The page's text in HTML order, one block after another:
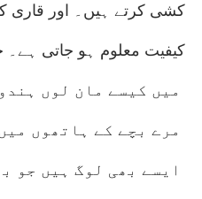
کشی کرتے ہیں۔ اور قاری
کیفیت معلوم ہو جاتی ہے۔
میں کیسے مان لوں
مرے بچے کے ہاتھوں
ایسے بھی لوگ ہیں جو